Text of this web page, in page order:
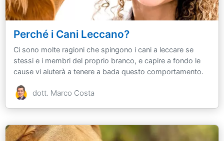
Perché i Cani Leccano?
Ci sono molte ragioni che spingono i cani a leccare se
stessi e i membri del proprio branco, e capire a fondo le
cause vi aiuterà a tenere a bada questo comportamento.
dott. Marco Costa